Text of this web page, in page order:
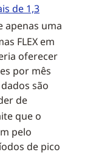
de 1,3
apenas uma
FLEX em
oferecer
por mês
são
de
que o
pelo
de pico